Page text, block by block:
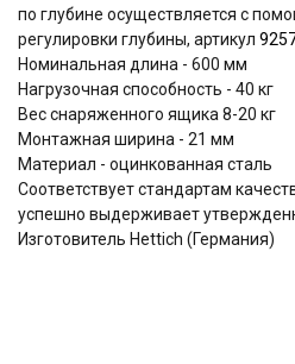
по глубине осуществляется с
регулировки глубины, артикул
Номинальная длина - 600 мм
Нагрузочная способность - 40 кг
Вес снаряженного ящика 8-20 кг
Монтажная ширина - 21 мм
Материал - оцинкованная сталь
Соответствует стандартам
успешно выдерживает
Изготовитель Hettich (Германия)